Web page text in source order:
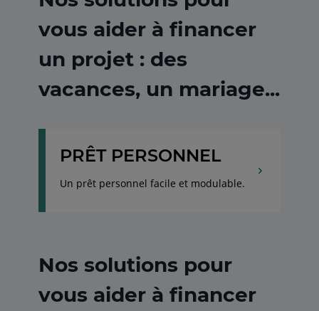
vous aider à financer
un projet : des
vacances, un mariage...
PRÊT PERSONNEL
Un prêt personnel facile et modulable.
Nos solutions pour
vous aider à financer